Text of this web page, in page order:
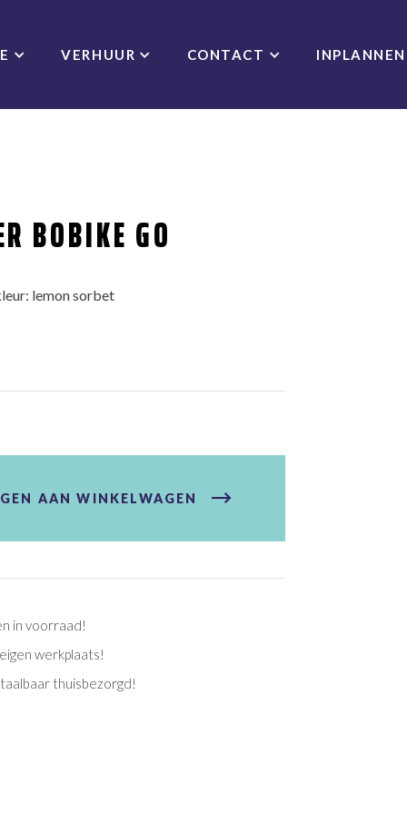
VERHUUR CONTACT INPLANNEN
BOBIKE GO
lemon sorbet
AAN WINKELWAGEN
in voorraad!
werkplaats!
thuisbezorgd!